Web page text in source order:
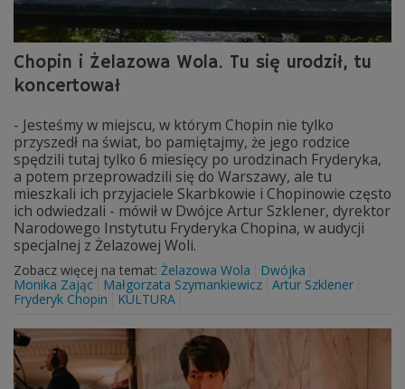
Chopin i Żelazowa Wola. Tu się urodził, tu
koncertował
- Jesteśmy w miejscu, w którym Chopin nie tylko
przyszedł na świat, bo pamiętajmy, że jego rodzice
spędzili tutaj tylko 6 miesięcy po urodzinach Fryderyka,
a potem przeprowadzili się do Warszawy, ale tu
mieszkali ich przyjaciele Skarbkowie i Chopinowie często
ich odwiedzali - mówił w Dwójce Artur Szklener, dyrektor
Narodowego Instytutu Fryderyka Chopina, w audycji
specjalnej z Żelazowej Woli.
Zobacz więcej na temat: Żelazowa Wola
Dwójka
Monika Zając
Małgorzata Szymankiewicz Artur Szklener
Fryderyk Chopin
KULTURA